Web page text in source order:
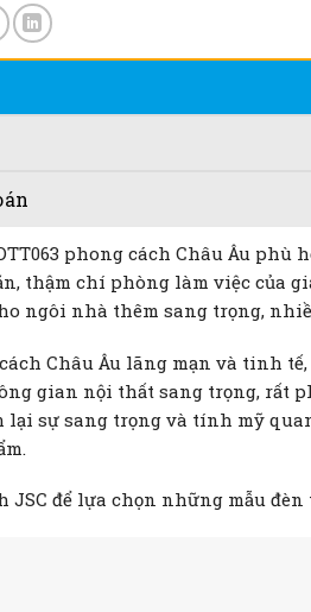
phong cách Châu Âu
thậm chí phòng làm việc của
ngôi nhà thêm sang trọng,
Châu Âu lãng mạn và tinh tế,
gian nội thất sang trọng, rất
lại sự sang trọng và tính mỹ
JSC để lựa chọn những mẫu